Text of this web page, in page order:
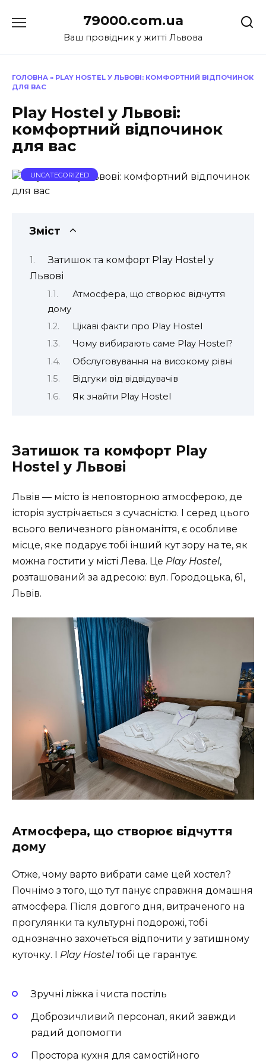
до
79000.com.ua
Ваш провідник у житті Львова
ГОЛОВНА » PLAY HOSTEL У ЛЬВОВІ: КОМФОРТНИЙ ВІДПОЧИНОК
ДЛЯ ВАС
Play Hostel у Львові:
комфортний відпочинок
для вас
UNCATEGORIZED
Зміст
Затишок та комфорт Play Hostel у
Львові
Атмосфера, що створює відчуття
дому
Цікаві факти про Play Hostel
Чому вибирають саме Play Hostel?
Обслуговування на високому рівні
Відгуки від відвідувачів
Як знайти Play Hostel
Затишок та комфорт Play
Hostel у Львові
Львів — місто із неповторною атмосферою, де
історія зустрічається з сучасністю. І серед цього
всього величезного різноманіття, є особливе
місце, яке подарує тобі інший кут зору на те, як
можна гостити у місті Лева. Це Play Hostel,
розташований за адресою: вул. Городоцька, 61,
Львів.
Атмосфера, що створює відчуття
дому
Отже, чому варто вибрати саме цей хостел?
Почнімо з того, що тут панує справжня домашня
атмосфера. Після довгого дня, витраченого на
прогулянки та культурні подорожі, тобі
однозначно захочеться відпочити у затишному
куточку. І Play Hostelтобі це гарантує.
Зручні ліжка і чиста постіль
Доброзичливий персонал, який завжди
радий допомогти
Простора кухня для самостійного